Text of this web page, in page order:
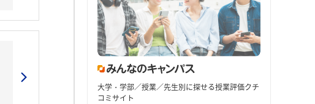
大学・学部／授業／先生別に探せる授業評価クチ
コミサイト